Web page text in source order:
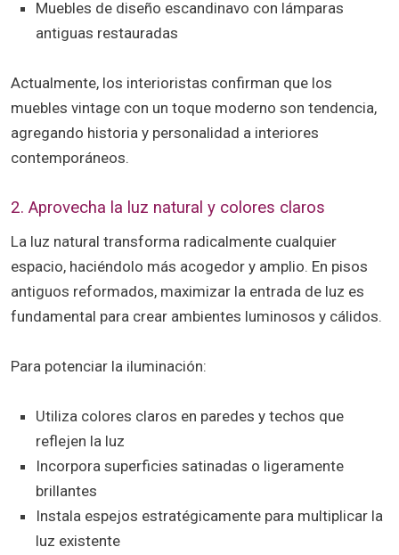
Muebles de diseño escandinavo con lámparas
antiguas restauradas
Actualmente, los interioristas confirman que los
muebles vintage con un toque moderno son tendencia,
agregando historia y personalidad a interiores
contemporáneos.
2. Aprovecha la luz natural y colores claros
La luz natural transforma radicalmente cualquier
espacio, haciéndolo más acogedor y amplio. En pisos
antiguos reformados, maximizar la entrada de luz es
fundamental para crear ambientes luminosos y cálidos.
Para potenciar la iluminación:
Utiliza colores claros en paredes y techos que
reflejen la luz
Incorpora superficies satinadas o ligeramente
brillantes
Instala espejos estratégicamente para multiplicar la
luz existente